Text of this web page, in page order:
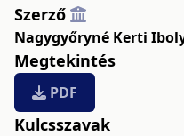
Szerző
Nagygyőryné Kerti
Megtekintés
PDF
Kulcsszavak